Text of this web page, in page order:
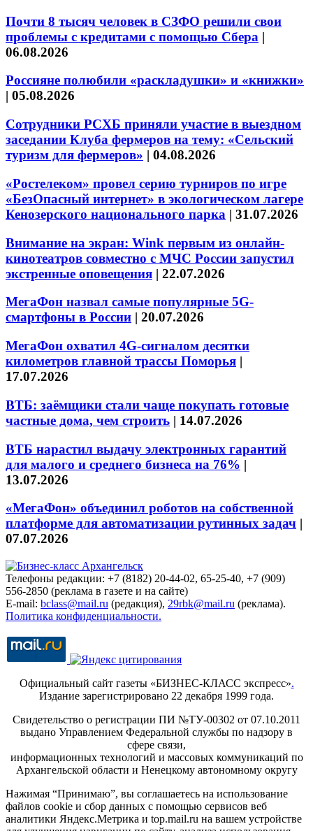
Почти 8 тысяч человек в СЗФО решили свои
проблемы с кредитами с помощью Сбера |
06.08.2026
Россияне полюбили «раскладушки» и «книжки»
| 05.08.2026
Сотрудники РСХБ приняли участие в выездном
заседании Клуба фермеров на тему: «Сельский
туризм для фермеров» | 04.08.2026
«Ростелеком» провел серию турниров по игре
«БезОпасный интернет» в экологическом лагере
Кенозерского национального парка | 31.07.2026
Внимание на экран: Wink первым из онлайн-
кинотеатров совместно с МЧС России запустил
экстренные оповещения | 22.07.2026
МегаФон назвал самые популярные 5G-
смартфоны в России | 20.07.2026
МегаФон охватил 4G-сигналом десятки
километров главной трассы Поморья |
17.07.2026
ВТБ: заёмщики стали чаще покупать готовые
частные дома, чем строить | 14.07.2026
ВТБ нарастил выдачу электронных гарантий
для малого и среднего бизнеса на 76% |
13.07.2026
«МегаФон» объединил роботов на собственной
платформе для автоматизации рутинных задач |
07.07.2026
Телефоны редакции: +7 (8182) 20-44-02, 65-25-40, +7 (909)
556-2850 (реклама в газете и на сайте)
E-mail: bclass@mail.ru (редакция), 29rbk@mail.ru (реклама).
Политика конфиденциальности.
Официальный сайт газеты «БИЗНЕС-КЛАСС экспресс».
Издание зарегистрировано 22 декабря 1999 года.
Свидетельство о регистрации ПИ №ТУ-00302 от 07.10.2011
выдано Управлением Федеральной службы по надзору в
сфере связи,
информационных технологий и массовых коммуникаций по
Архангельской области и Ненецкому автономному округу
Нажимая “Принимаю”, вы соглашаетесь на использование
файлов cookie и сбор данных с помощью сервисов веб
аналитики Яндекс.Метрика и top.mail.ru на вашем устройстве